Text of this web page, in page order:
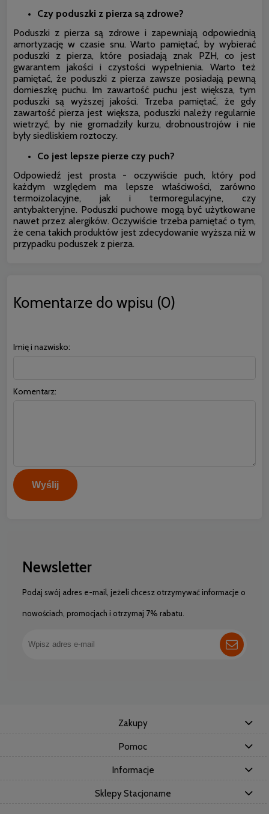
Czy poduszki z pierza są zdrowe?
Poduszki z pierza są zdrowe i zapewniają odpowiednią
amortyzację w czasie snu. Warto pamiętać, by wybierać
poduszki z pierza, które posiadają znak PZH, co jest
gwarantem jakości i czystości wypełnienia. Warto też
pamiętać, że poduszki z pierza zawsze posiadają pewną
domieszkę puchu. Im zawartość puchu jest większa, tym
poduszki są wyższej jakości. Trzeba pamiętać, że gdy
zawartość pierza jest większa, poduszki należy regularnie
wietrzyć, by nie gromadziły kurzu, drobnoustrojów i nie
były siedliskiem roztoczy.
Co jest lepsze pierze czy puch?
Odpowiedź jest prosta - oczywiście puch, który pod
każdym względem ma lepsze właściwości, zarówno
termoizolacyjne, jak i termoregulacyjne, czy
antybakteryjne. Poduszki puchowe mogą być użytkowane
nawet przez alergików. Oczywiście trzeba pamiętać o tym,
że cena takich produktów jest zdecydowanie wyższa niż w
przypadku poduszek z pierza.
Komentarze do wpisu (0)
Imię i nazwisko:
Komentarz:
Wyślij
Newsletter
Podaj swój adres e-mail, jeżeli chcesz otrzymywać informacje o
nowościach, promocjach i otrzymaj 7% rabatu.
Zakupy
Pomoc
Informacje
Sklepy Stacjonarne